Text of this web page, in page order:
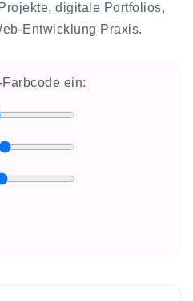
digitale Portfolios,
Entwicklung Praxis.
ein: